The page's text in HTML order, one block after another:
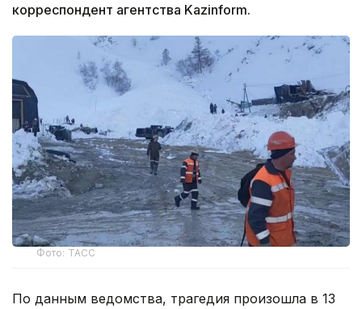
корреспондент агентства Kazinform.
Фото: ТАСС
По данным ведомства, трагедия произошла в 13